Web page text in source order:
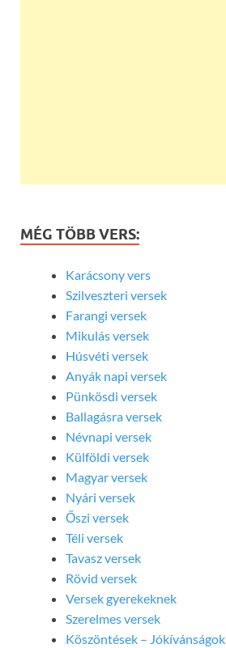
MÉG TÖBB VERS:
Karácsony vers
Szilveszteri versek
Farangi versek
Mikulás versek
Húsvéti versek
Anyák napi versek
Pünkösdi versek
Ballagásra versek
Névnapi versek
Külföldi versek
Magyar versek
Nyári versek
Őszi versek
Téli versek
Tavasz versek
Rövid versek
Versek gyerekeknek
Szerelmes versek
Köszöntések – Jókívánságok